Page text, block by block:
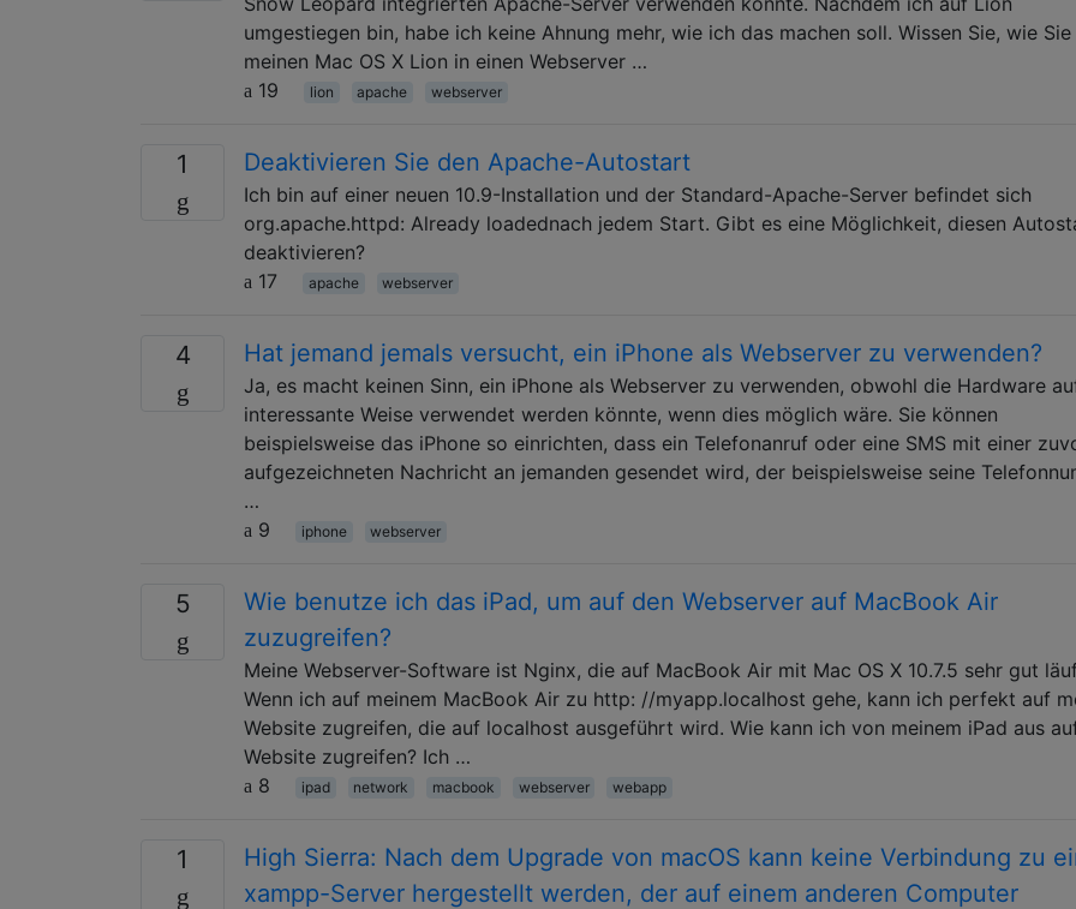
umgestiegen bin, habe ich keine Ahnung mehr, wie ich das machen soll. Wissen Sie, wie Sie
meinen Mac OS X Lion in einen Webserver …
19
lion apache webserver
1 Deaktivieren Sie den Apache-Autostart
Ich bin auf einer neuen 10.9-Installation und der Standard-Apache-Server befindet sich
org.apache.httpd: Already loadednach jedem Start. Gibt es eine Möglichkeit, diesen
deaktivieren?
17
apache webserver
4 Hat jemand jemals versucht, ein iPhone als Webserver zu verwenden?
Ja, es macht keinen Sinn, ein iPhone als Webserver zu verwenden, obwohl die Hardware
interessante Weise verwendet werden könnte, wenn dies möglich wäre. Sie können
beispielsweise das iPhone so einrichten, dass ein Telefonanruf oder eine SMS mit einer
aufgezeichneten Nachricht an jemanden gesendet wird, der beispielsweise seine
…
9
iphone webserver
5
Wie benutze ich das iPad, um auf den Webserver auf MacBook Air
zuzugreifen?
Meine Webserver-Software ist Nginx, die auf MacBook Air mit Mac OS X 10.7.5 sehr gut
Wenn ich auf meinem MacBook Air zu http: //myapp.localhost gehe, kann ich perfekt auf
Website zugreifen, die auf localhost ausgeführt wird. Wie kann ich von meinem iPad aus
Website zugreifen? Ich …
8
ipad network macbook webserver webapp
1
High Sierra: Nach dem Upgrade von macOS kann keine Verbindung zu
xampp-Server hergestellt werden, der auf einem anderen Computer